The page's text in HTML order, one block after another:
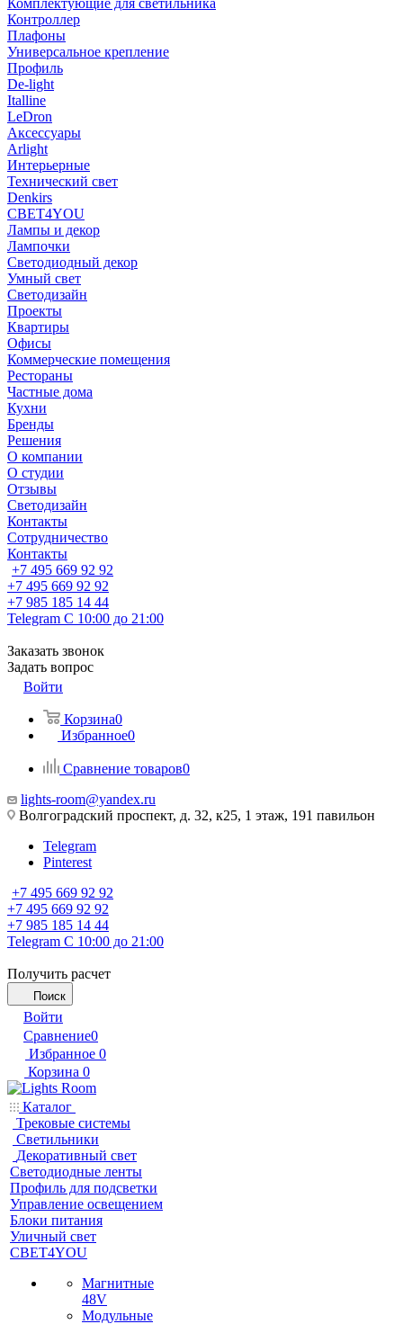
Комплектующие для светильника
Контроллер
Плафоны
Универсальное крепление
Профиль
De-light
Italline
LeDron
Аксессуары
Arlight
Интерьерные
Технический свет
Denkirs
СВЕТ4YOU
Лампы и декор
Лампочки
Светодиодный декор
Умный свет
Светодизайн
Проекты
Квартиры
Офисы
Коммерческие помещения
Рестораны
Частные дома
Кухни
Бренды
Решения
О компании
О студии
Отзывы
Светодизайн
Контакты
Сотрудничество
Контакты
+7 495 669 92 92
+7 495 669 92 92
+7 985 185 14 44
Telegram С 10:00 до 21:00
Заказать звонок
Задать вопрос
Войти
Корзина0
Избранное0
Сравнение товаров0
lights-room@yandex.ru
Волгоградский проспект, д. 32, к25, 1 этаж, 191 павильон
Telegram
Pinterest
+7 495 669 92 92
+7 495 669 92 92
+7 985 185 14 44
Telegram С 10:00 до 21:00
Получить расчет
Поиск
Войти
Сравнение0
Избранное 0
Корзина 0
Каталог
Трековые системы
Светильники
Декоративный свет
Светодиодные ленты
Профиль для подсветки
Управление освещением
Блоки питания
Уличный свет
СВЕТ4YOU
Магнитные
48V
Модульные